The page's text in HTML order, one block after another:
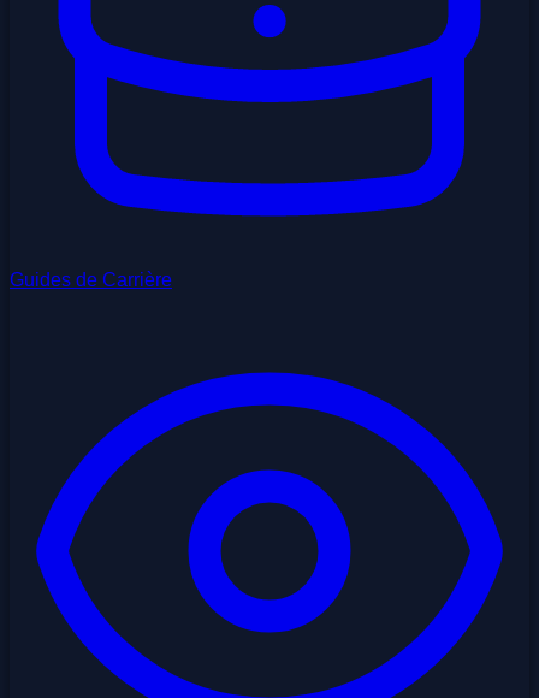
Guides de Carrière